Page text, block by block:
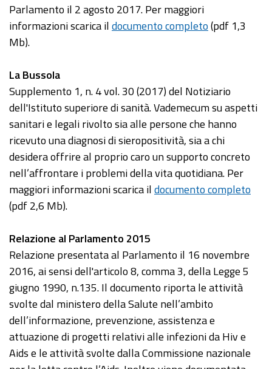
Parlamento il 2 agosto 2017. Per maggiori
informazioni scarica ildocumento completo(pdf 1,3
Mb).
La Bussola
Supplemento 1, n. 4 vol. 30 (2017) del Notiziario
dell'Istituto superiore di sanità. Vademecum su aspetti
sanitari e legali rivolto sia alle persone che hanno
ricevuto una diagnosi di sieropositività, sia a chi
desidera offrire al proprio caro un supporto concreto
nell’affrontare i problemi della vita quotidiana. Per
maggiori informazioni scarica ildocumento completo
(pdf 2,6 Mb).
Relazione al Parlamento 2015
Relazione presentata al Parlamento il 16 novembre
2016, ai sensi dell'articolo 8, comma 3, della Legge 5
giugno 1990, n.135. Il documento riporta le attività
svolte dal ministero della Salute nell’ambito
dell’informazione, prevenzione, assistenza e
attuazione di progetti relativi alle infezioni da Hiv e
Aids e le attività svolte dalla Commissione nazionale